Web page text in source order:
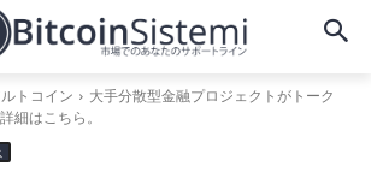
トコイン
大手分散型金融プロジェクトがトーク
細はこちら。